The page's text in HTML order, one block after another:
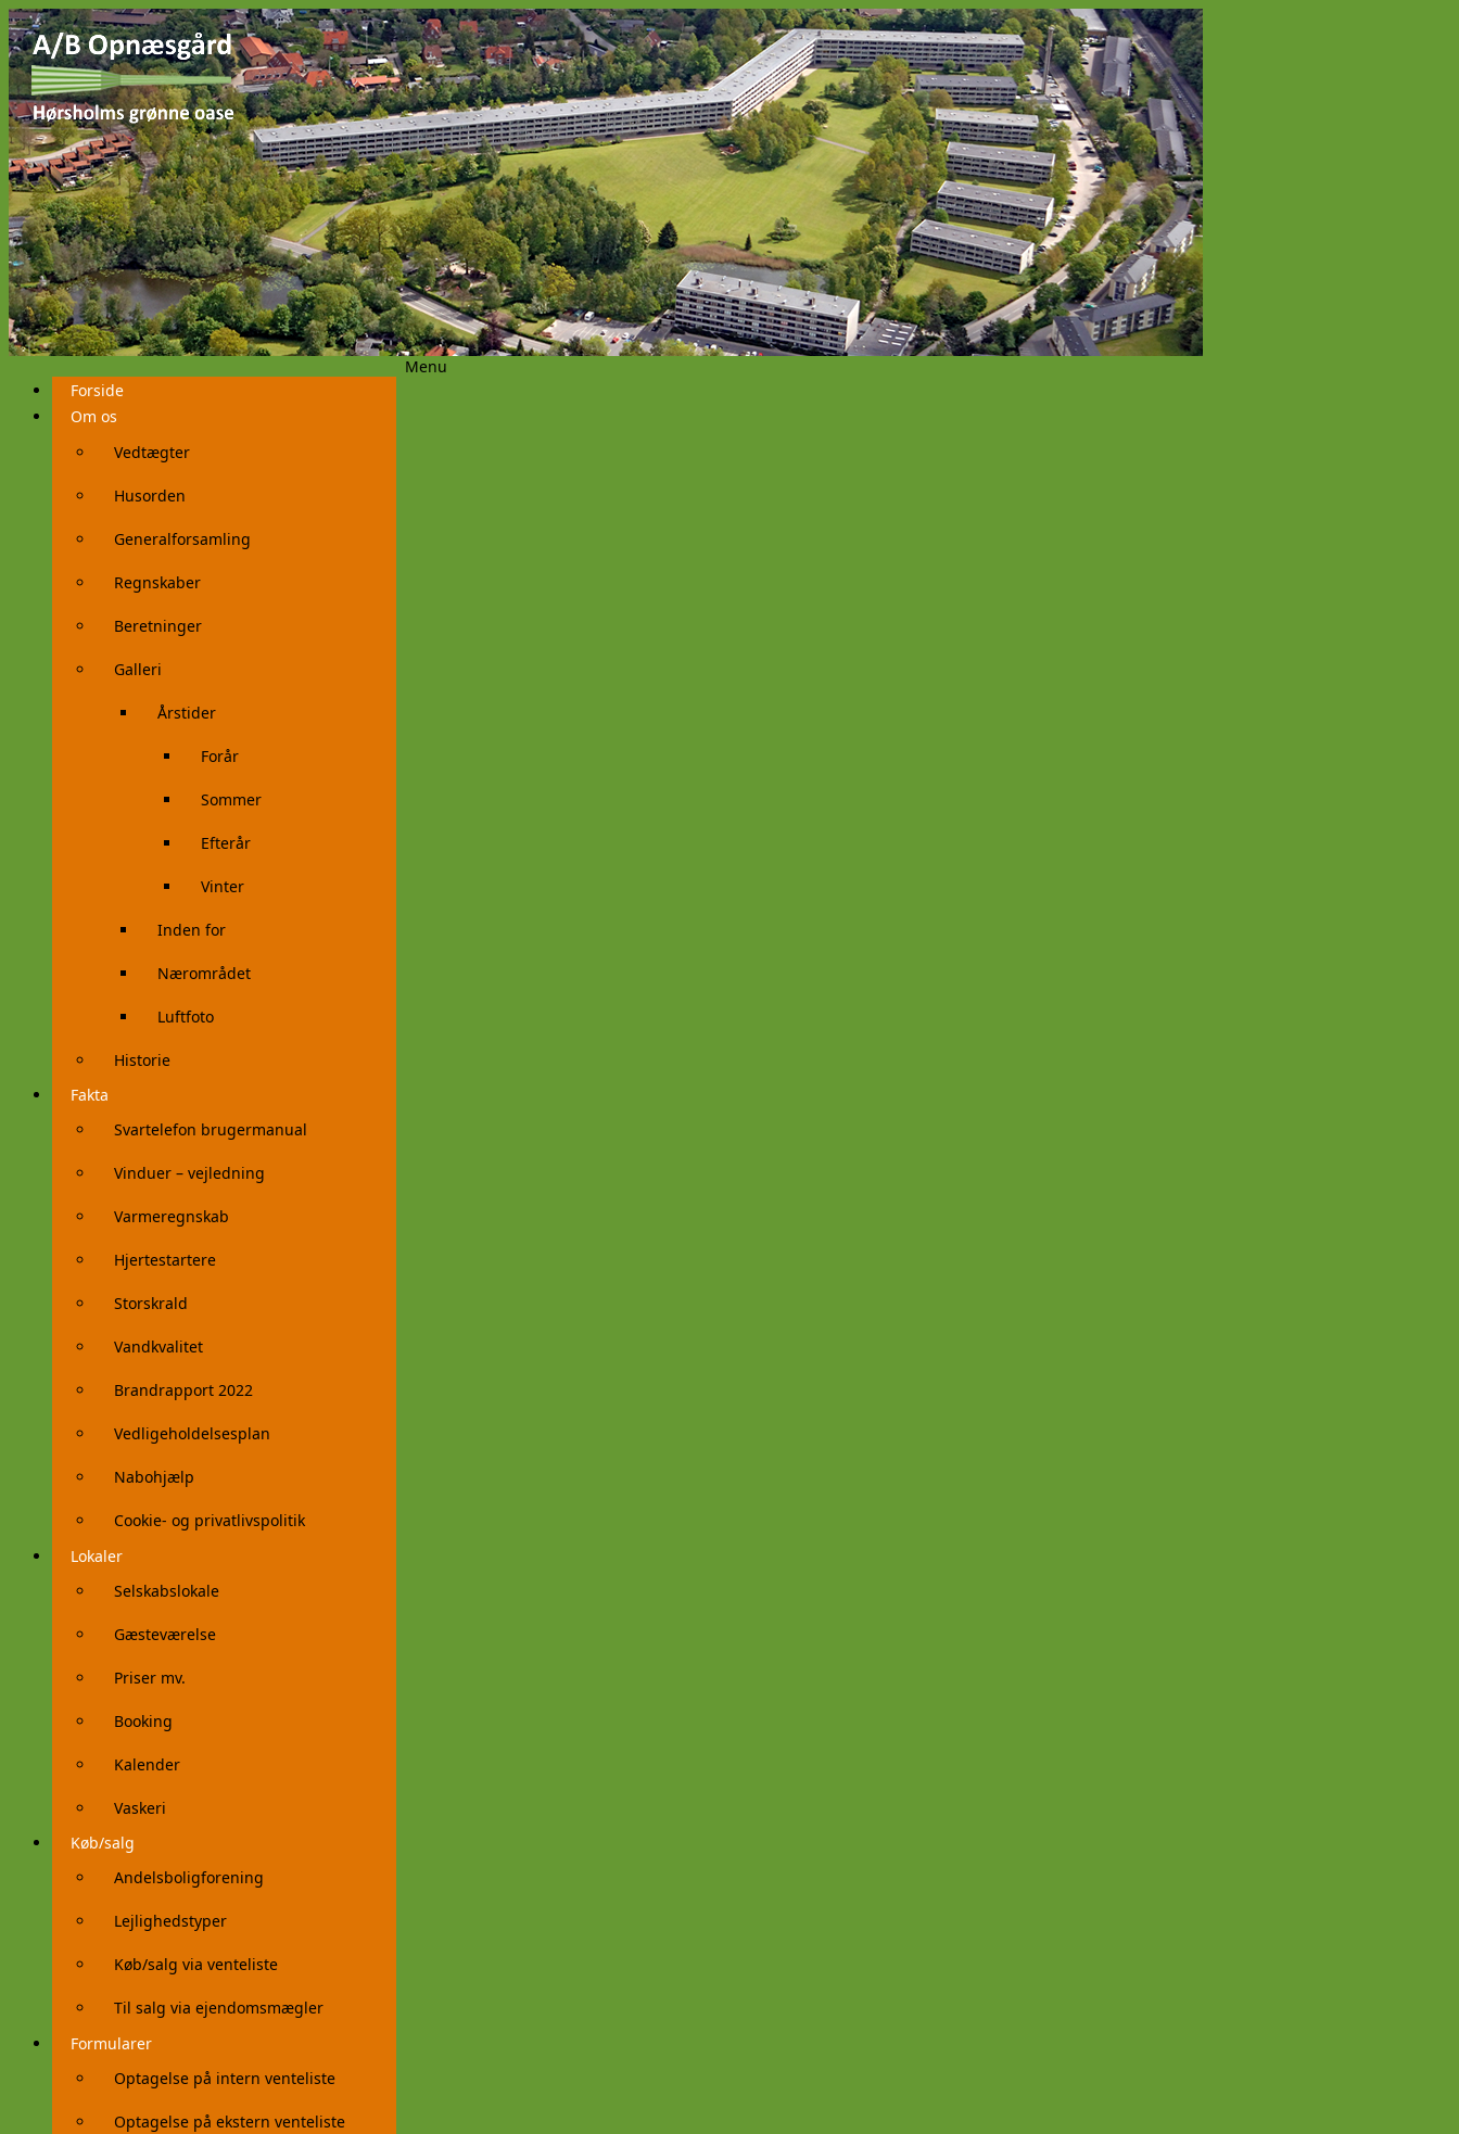
Menu
Videre
til
indhold
Forside
Om os
Vedtægter
Husorden
Generalforsamling
Regnskaber
Beretninger
Galleri
Årstider
Forår
Sommer
Efterår
Vinter
Inden for
Nærområdet
Luftfoto
Historie
Fakta
Svartelefon brugermanual
Vinduer – vejledning
Varmeregnskab
Hjertestartere
Storskrald
Vandkvalitet
Brandrapport 2022
Vedligeholdelsesplan
Nabohjælp
Cookie- og privatlivspolitik
Lokaler
Selskabslokale
Gæsteværelse
Priser mv.
Booking
Kalender
Vaskeri
Køb/salg
Andelsboligforening
Lejlighedstyper
Køb/salg via venteliste
Til salg via ejendomsmægler
Formularer
Optagelse på intern venteliste
Optagelse på ekstern venteliste